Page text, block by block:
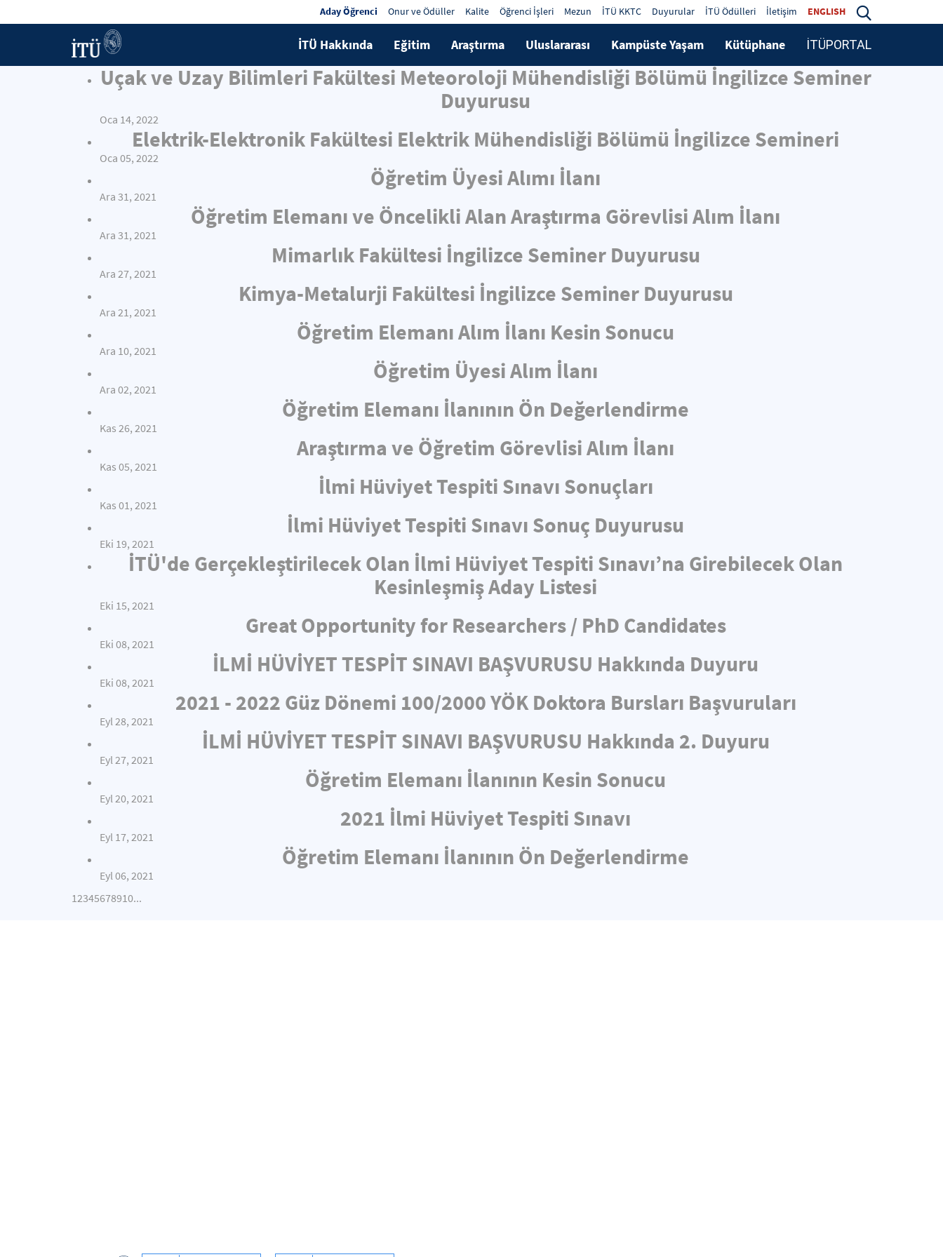
Aday Öğrenci Onur ve Ödüller Kalite Öğrenci İşleri Mezun İTÜ KKTC Duyurular İTÜ Ödülleri İletişim ENGLISH
İTÜ Hakkında Eğitim Araştırma Uluslararası Kampüste Yaşam Kütüphane İTÜPORTAL
Uçak ve Uzay Bilimleri Fakültesi Meteoroloji Mühendisliği Bölümü İngilizce Seminer
Duyurusu
Oca 14, 2022
Elektrik-Elektronik Fakültesi Elektrik Mühendisliği Bölümü İngilizce Semineri
Oca 05, 2022
Öğretim Üyesi Alımı İlanı
Ara 31, 2021
Öğretim Elemanı ve Öncelikli Alan Araştırma Görevlisi Alım İlanı
Ara 31, 2021
Mimarlık Fakültesi İngilizce Seminer Duyurusu
Ara 27, 2021
Kimya-Metalurji Fakültesi İngilizce Seminer Duyurusu
Ara 21, 2021
Öğretim Elemanı Alım İlanı Kesin Sonucu
Ara 10, 2021
Öğretim Üyesi Alım İlanı
Ara 02, 2021
Öğretim Elemanı İlanının Ön Değerlendirme
Kas 26, 2021
Araştırma ve Öğretim Görevlisi Alım İlanı
Kas 05, 2021
İlmi Hüviyet Tespiti Sınavı Sonuçları
Kas 01, 2021
İlmi Hüviyet Tespiti Sınavı Sonuç Duyurusu
Eki 19, 2021
İTÜ'de Gerçekleştirilecek Olan İlmi Hüviyet Tespiti Sınavı’na Girebilecek Olan
Kesinleşmiş Aday Listesi
Eki 15, 2021
Great Opportunity for Researchers / PhD Candidates
Eki 08, 2021
İLMİ HÜVİYET TESPİT SINAVI BAŞVURUSU Hakkında Duyuru
Eki 08, 2021
2021 - 2022 Güz Dönemi 100/2000 YÖK Doktora Bursları Başvuruları
Eyl 28, 2021
İLMİ HÜVİYET TESPİT SINAVI BAŞVURUSU Hakkında 2. Duyuru
Eyl 27, 2021
Öğretim Elemanı İlanının Kesin Sonucu
Eyl 20, 2021
2021 İlmi Hüviyet Tespiti Sınavı
Eyl 17, 2021
Öğretim Elemanı İlanının Ön Değerlendirme
Eyl 06, 2021
12345678910...